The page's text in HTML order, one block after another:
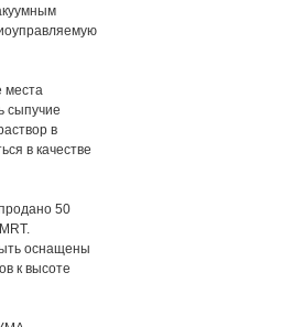
места
сыпучие
в
в качестве
50
оснащены
к высоте